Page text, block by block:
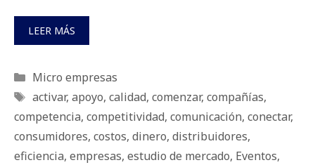
LEER MÁS
Categorías
Micro empresas
Etiquetas
activar, apoyo, calidad, comenzar, compañías,
competencia, competitividad, comunicación, conectar,
consumidores, costos, dinero, distribuidores,
eficiencia, empresas, estudio de mercado, Eventos,